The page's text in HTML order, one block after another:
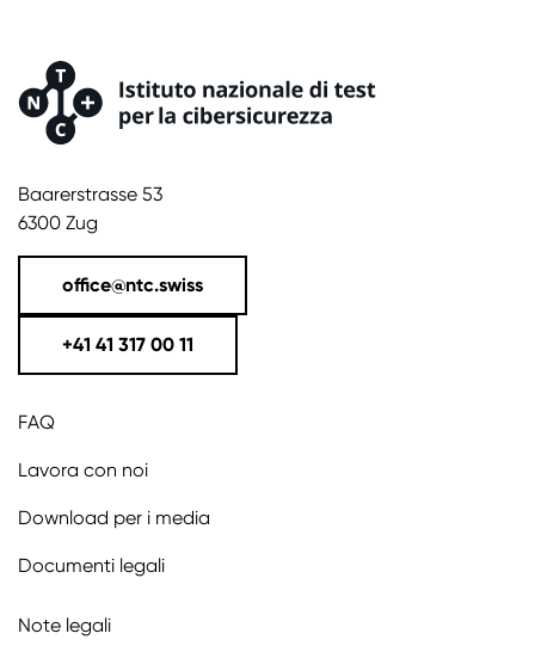
Baarerstrasse 53
6300 Zug
office@ntc.swiss
+41 41 317 00 11
FAQ
Lavora con noi
Download per i media
Documenti legali
Note legali